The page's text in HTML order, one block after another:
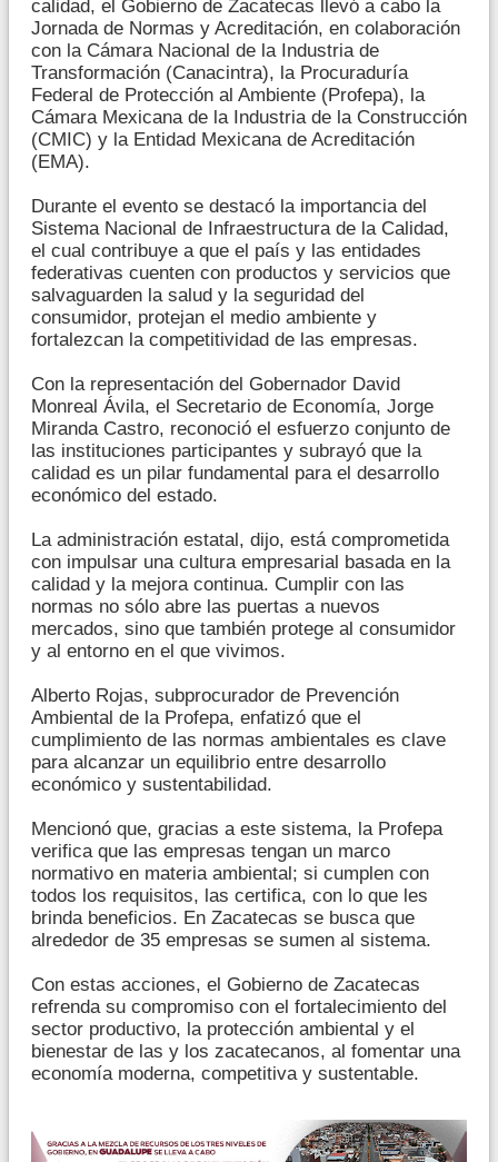
calidad, el Gobierno de Zacatecas llevó a cabo la
Jornada de Normas y Acreditación, en colaboración
con la Cámara Nacional de la Industria de
Transformación (Canacintra), la Procuraduría
Federal de Protección al Ambiente (Profepa), la
Cámara Mexicana de la Industria de la Construcción
(CMIC) y la Entidad Mexicana de Acreditación
(EMA).
Durante el evento se destacó la importancia del
Sistema Nacional de Infraestructura de la Calidad,
el cual contribuye a que el país y las entidades
federativas cuenten con productos y servicios que
salvaguarden la salud y la seguridad del
consumidor, protejan el medio ambiente y
fortalezcan la competitividad de las empresas.
Con la representación del Gobernador David
Monreal Ávila, el Secretario de Economía, Jorge
Miranda Castro, reconoció el esfuerzo conjunto de
las instituciones participantes y subrayó que la
calidad es un pilar fundamental para el desarrollo
económico del estado.
La administración estatal, dijo, está comprometida
con impulsar una cultura empresarial basada en la
calidad y la mejora continua. Cumplir con las
normas no sólo abre las puertas a nuevos
mercados, sino que también protege al consumidor
y al entorno en el que vivimos.
Alberto Rojas, subprocurador de Prevención
Ambiental de la Profepa, enfatizó que el
cumplimiento de las normas ambientales es clave
para alcanzar un equilibrio entre desarrollo
económico y sustentabilidad.
Mencionó que, gracias a este sistema, la Profepa
verifica que las empresas tengan un marco
normativo en materia ambiental; si cumplen con
todos los requisitos, las certifica, con lo que les
brinda beneficios. En Zacatecas se busca que
alrededor de 35 empresas se sumen al sistema.
Con estas acciones, el Gobierno de Zacatecas
refrenda su compromiso con el fortalecimiento del
sector productivo, la protección ambiental y el
bienestar de las y los zacatecanos, al fomentar una
economía moderna, competitiva y sustentable.